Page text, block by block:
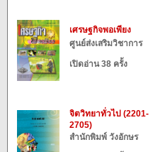
เศรษฐกิจพอเพียง
ศูนย์ส่งเสริมวิชาการ
เปิดอ่าน 38 ครั้ง
จิตวิทยาทั่วไป (2201-
2705)
สำนักพิมพ์ วังอักษร